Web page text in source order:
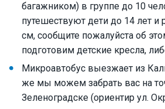
багажником) в группе до 10
путешествуют дети до 14 лет и
см, сообщите пожалуйста об
подготовим детские кресла,
Микроавтобус выезжает из
же мы можем забрать вас на
Зеленоградске (ориентир ул.